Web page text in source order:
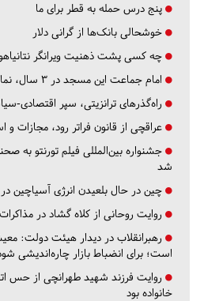
پنج درس‌ حمله به قطر برای ما
خوشحالی بانک‌ها از گرانی دلار
چه کسی پشت ذهنیت ویرانگر نتانیاهو
امام جماعت این مسجد در ۳ سال، نمازگزاران را ۴ برابر کرد
راه‌گذرهای ترانزیتی، سپر اقتصادی-
عراقچی از قانون فراتر رود، مجازات
جشنواره بین‌المللی فیلم تورنتو به
شد
چین در حال بلعیدن انرژی آسیاچین
روایت روحانی از کلاه گشاد در مذاکرات
رهبرانقلاب در دیدار هیئت دولت:
است؛ برای انضباط بازار چاره‌اندیشی
روایت فرزند شهید طهرانچی از حس
خانواده بود